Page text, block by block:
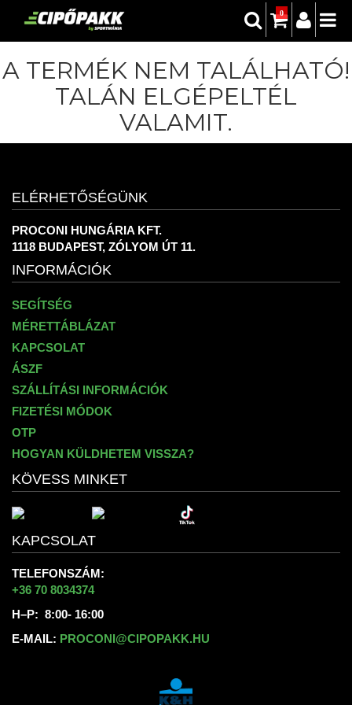
0
A TERMÉK NEM TALÁLHATÓ!
TALÁN ELGÉPELTÉL
VALAMIT.
ELÉRHETŐSÉGÜNK
PROCONI HUNGÁRIA KFT.
1118 BUDAPEST, ZÓLYOM ÚT 11.
INFORMÁCIÓK
SEGÍTSÉG
MÉRETTÁBLÁZAT
KAPCSOLAT
ÁSZF
SZÁLLÍTÁSI INFORMÁCIÓK
FIZETÉSI MÓDOK
OTP
HOGYAN KÜLDHETEM VISSZA?
KÖVESS MINKET
KAPCSOLAT
TELEFONSZÁM:
+36 70 8034374
H–P: 8:00- 16:00
E-MAIL: PROCONI@CIPOPAKK.HU